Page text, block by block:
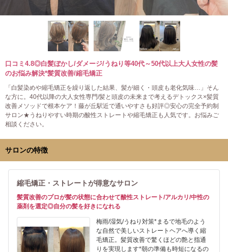
口コミ4.8◎白髪ぼかし/ダメージ/うねり等40代～50代以上大人女性の髪
のお悩み解決*髪質改善/縮毛矯正
「白髪染めや縮毛矯正を繰り返した結果、髪が細く・頭皮も老化気味…」そん
な方に。40代以降の大人女性専門/髪と頭皮の未来まで考えるデトックス×髪質
改善メソッドで根本ケア！藤が丘駅近で通いやすさも好評◎安心の完全予約制
サロン★うねりやすい時期の酸性ストレートや縮毛矯正も人気です。お悩みご
相談ください。
サロンの特徴
縮毛矯正・ストレートが得意なサロン
髪質改善のプロが髪の状態に合わせて酸性ストレート/アルカリ/中性の
薬剤を選定◎自分の髪を好きになれる
梅雨/湿気/うねり対策*まるで地毛のよう
な自然で美しいストレートヘアへ導く縮
毛矯正。髪質改善で驚くほどの艶と指通
りを実現します*朝の準備も時短になるの